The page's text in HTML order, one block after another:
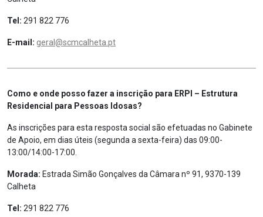
Tel: 291 822 776
E-mail: geral@scmcalheta.pt
Como e onde posso fazer a inscrição para ERPI – Estrutura
Residencial para Pessoas Idosas?
As inscrições para esta resposta social são efetuadas no Gabinete
de Apoio, em dias úteis (segunda a sexta-feira) das 09:00-
13:00/14:00-17:00.
Morada: Estrada Simão Gonçalves da Câmara nº 91, 9370-139
Calheta
Tel: 291 822 776